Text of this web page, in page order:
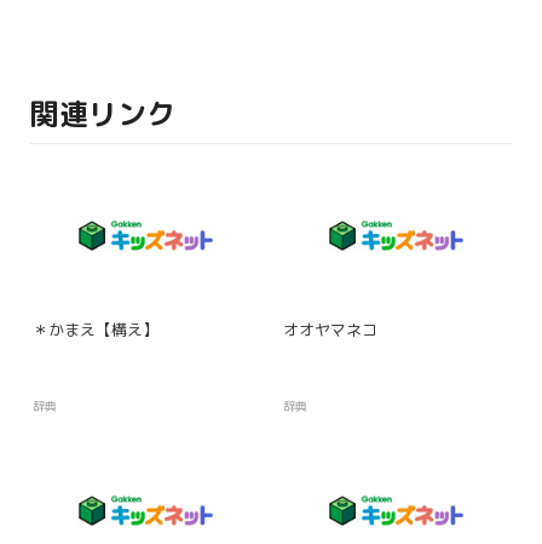
関連リンク
＊かまえ【構え】
辞典
オオヤマネコ
辞典